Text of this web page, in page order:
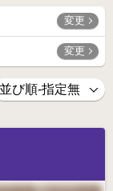
変更
変更